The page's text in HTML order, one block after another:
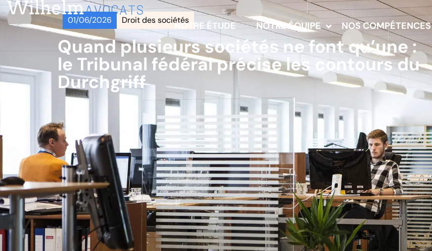
NOTRE ÉTUDE NOTRE ÉQUIPE NOS COMPÉTENCES
01/06/2026 Droit des sociétés
Quand plusieurs sociétés ne font qu’une :
le Tribunal fédéral précise les contours du
Durchgriff